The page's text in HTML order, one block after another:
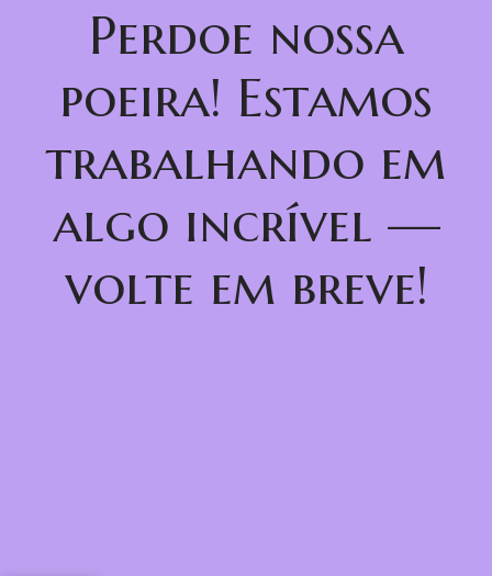
Perdoe nossa
poeira! Estamos
trabalhando em
algo incrível —
volte em breve!